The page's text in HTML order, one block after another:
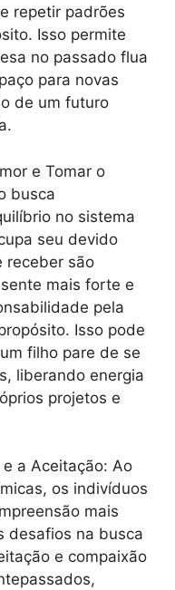
repetir padrões
Isso permite
no passado flua
para novas
de um futuro
e Tomar o
busca
no sistema
seu devido
receber são
mais forte e
pela
Isso pode
filho pare de se
liberando energia
projetos e
a Aceitação: Ao
os indivíduos
mais
desafios na busca
e compaixão